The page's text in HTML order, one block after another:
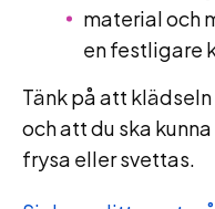
material och
en festligare
Tänk på att
och att du ska
frysa eller svettas.